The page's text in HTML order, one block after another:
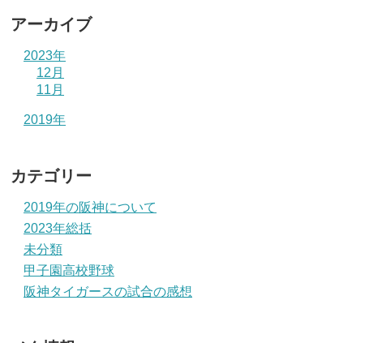
アーカイブ
2023年
12月
11月
2019年
カテゴリー
2019年の阪神について
2023年総括
未分類
甲子園高校野球
阪神タイガースの試合の感想